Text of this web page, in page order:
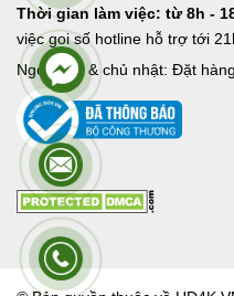
Thời gian làm việc: từ 8h -
việc goi số hotline hỗ trợ tới
Ngoài giờ & chủ nhật: Đặt